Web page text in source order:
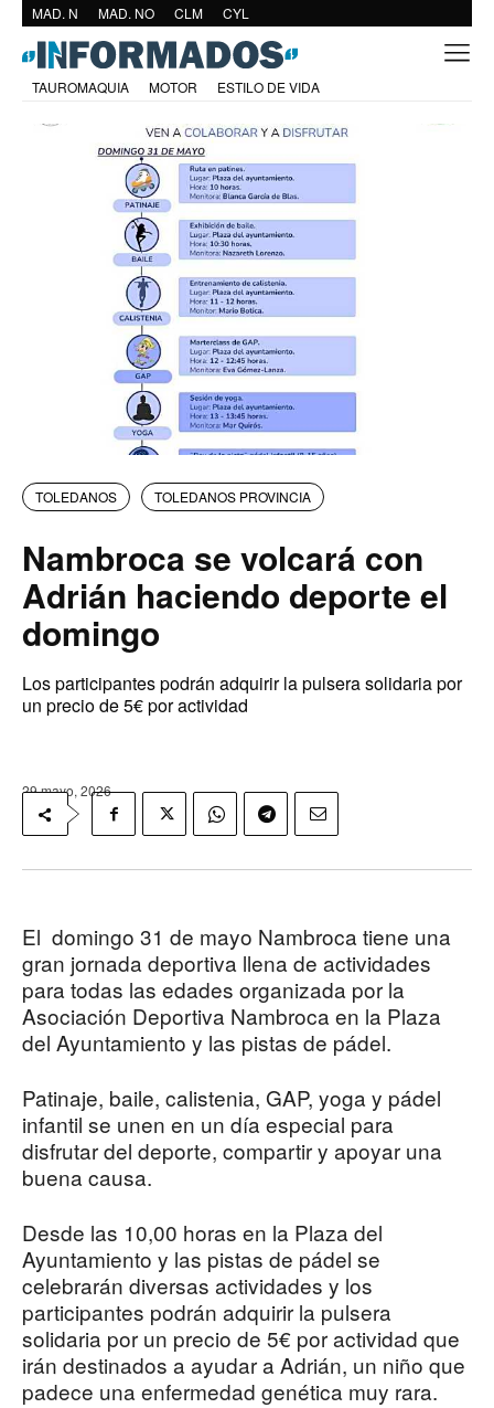
MAD. N MAD. NO CLM CYL
TAUROMAQUIA MOTOR ESTILO DE VIDA
TOLEDANOS TOLEDANOS PROVINCIA
Nambroca se volcará con
Adrián haciendo deporte el
domingo
Los participantes podrán adquirir la pulsera solidaria por
un precio de 5€ por actividad
29 mayo, 2026
El domingo 31 de mayo Nambroca tiene una
gran jornada deportiva llena de actividades
para todas las edades organizada por la
Asociación Deportiva Nambroca en la Plaza
del Ayuntamiento y las pistas de pádel.
Patinaje, baile, calistenia, GAP, yoga y pádel
infantil se unen en un día especial para
disfrutar del deporte, compartir y apoyar una
buena causa.
Desde las 10,00 horas en la Plaza del
Ayuntamiento y las pistas de pádel se
celebrarán diversas actividades y los
participantes podrán adquirir la pulsera
solidaria por un precio de 5€ por actividad que
irán destinados a ayudar a Adrián, un niño que
padece una enfermedad genética muy rara.